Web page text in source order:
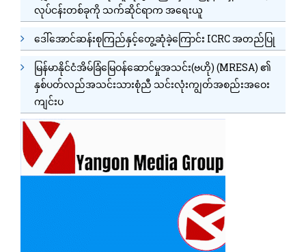
လုပ်ငန်းတစ်ခုကို သက်ဆိုင်ရာက အရေးယူ
ဒေါ်အောင်ဆန်းစုကြည်နှင့်တွေ့ဆုံခဲ့ကြောင်း ICRC အတည်ပြု
မြန်မာနိုင်ငံအိမ်ခြံမြေဝန်ဆောင်မှုအသင်း(ဗဟို) (MRESA) ၏
နှစ်ပတ်လည်အသင်းသားစုံညီ သင်းလုံးကျွတ်အစည်းအဝေး
ကျင်းပ